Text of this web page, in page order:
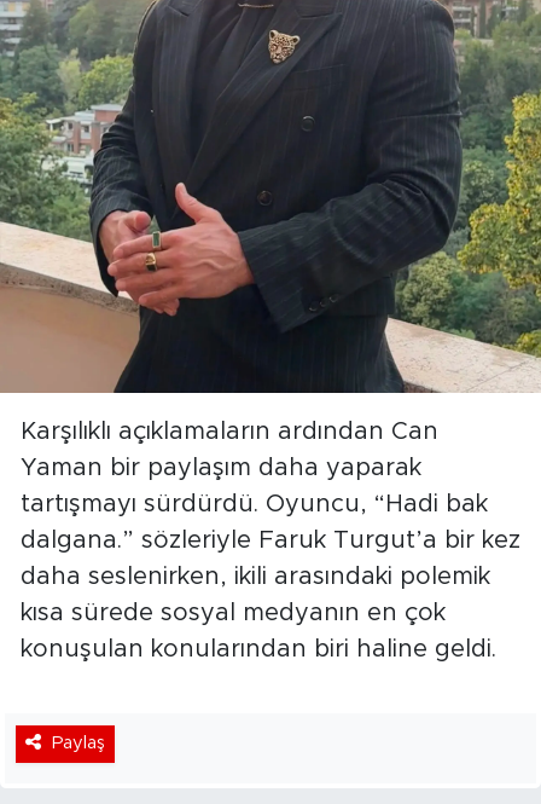
Karşılıklı açıklamaların ardından Can
Yaman bir paylaşım daha yaparak
tartışmayı sürdürdü. Oyuncu, “Hadi bak
dalgana.” sözleriyle Faruk Turgut’a bir kez
daha seslenirken, ikili arasındaki polemik
kısa sürede sosyal medyanın en çok
konuşulan konularından biri haline geldi.
Paylaş